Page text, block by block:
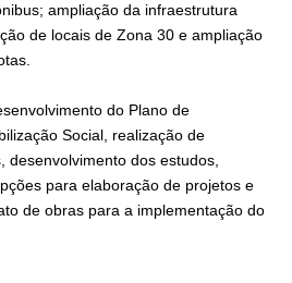
ampliação da infraestrutura
de locais de Zona 30 e ampliação
do Plano de
Social, realização de
desenvolvimento dos estudos,
para elaboração de projetos e
de obras para a implementação do